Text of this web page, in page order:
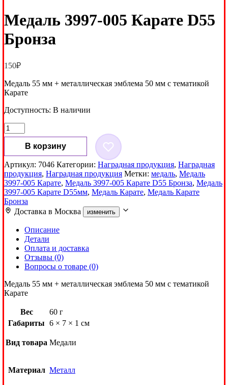
Медаль 3997-005 Карате D55
Бронза
150₽
Медаль 55 мм + металлическая эмблема 50 мм с тематикой
Карате
Доступность: В наличии
Количество
товара
Медаль
3997-
005
Карате
D55
Бронза
В корзину
Артикул: 7046 Категории: Наградная продукция, Наградная
продукция, Наградная продукция Метки: медаль, Медаль
3997-005 Карате, Медаль 3997-005 Карате D55 Бронза, Медаль
3997-005 Карате D55мм, Медаль Карате, Медаль Карате
Бронза
Доставка в Москва изменить
Описание
Детали
Оплата и доставка
Отзывы (0)
Вопросы о товаре (0)
Медаль 55 мм + металлическая эмблема 50 мм с тематикой
Карате
Вес
60 г
Габариты 6 × 7 × 1 см
Вид товара Медали
Материал Металл